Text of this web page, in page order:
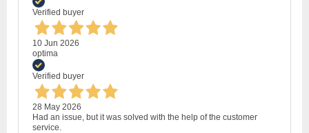
Verified buyer
10 Jun 2026
optima
Verified buyer
28 May 2026
Had an issue, but it was solved with the help of the customer
service.